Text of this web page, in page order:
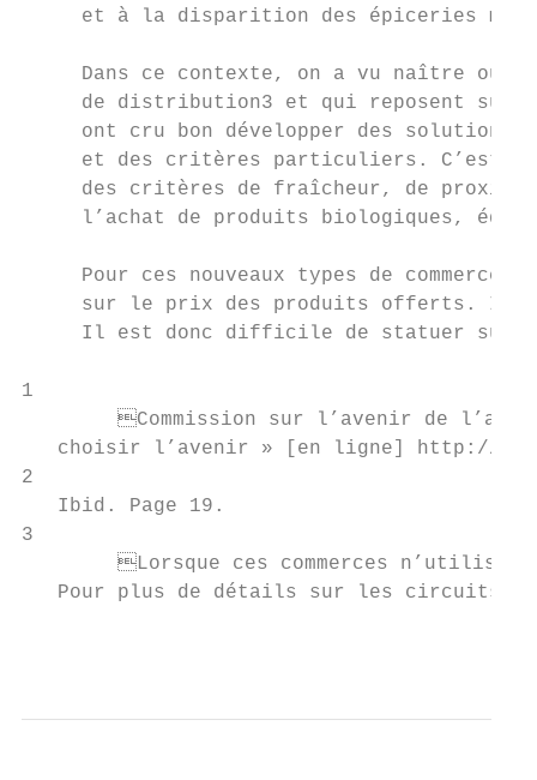
et à la disparition des épiceries
Dans ce contexte, on a vu naître ou
de distribution3 et qui reposent sur
ont cru bon développer des solutions
et des critères particuliers. C’est
des critères de fraîcheur, de
l’achat de produits biologiques,
Pour ces nouveaux types de
sur le prix des produits offerts. Il
Il est donc difficile de statuer sur
1
choisir l’avenir » [en ligne] http://
2
   Ibid. Page 19.
3
Pour plus de détails sur les circuits